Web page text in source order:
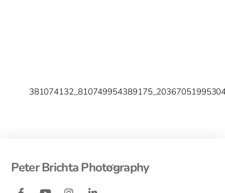
Back
To
Peter Brichta Photography
FacebookYouTube Instagram